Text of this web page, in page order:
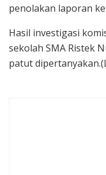
penolakan laporan
Hasil investigasi
sekolah SMA Ristek
patut